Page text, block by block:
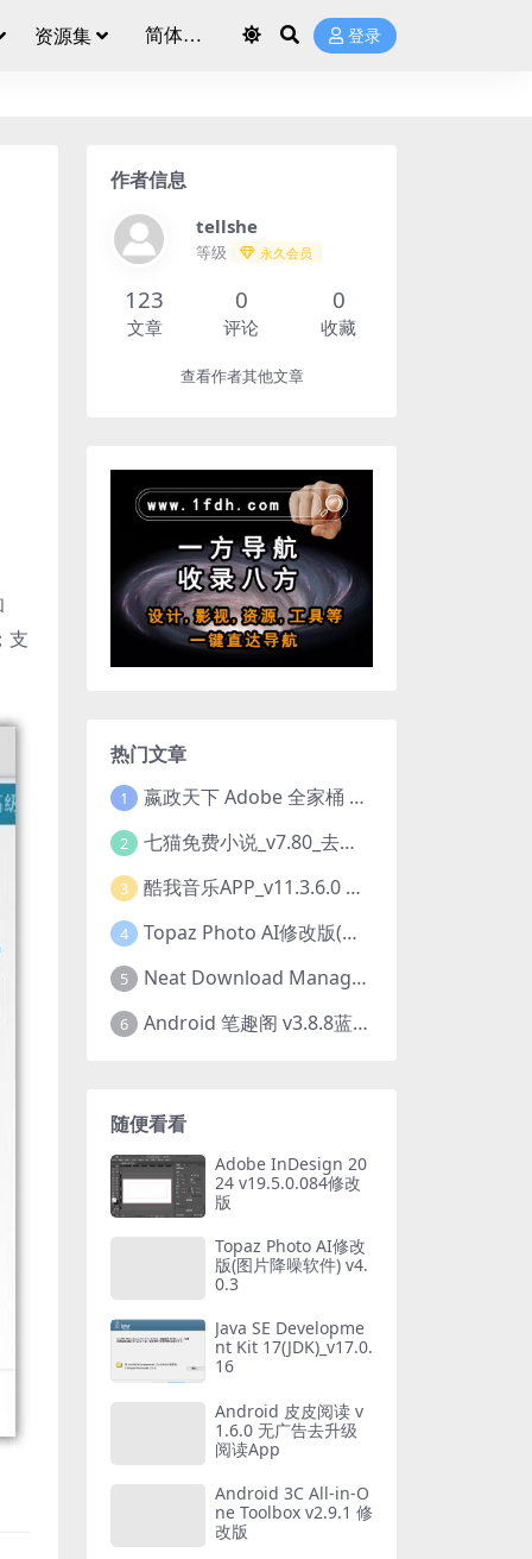
资源集 登录
支
作者信息
tellshe
等级 永久会员
123
文章
0
评论
0
收藏
查看作者其他文章
热门文章
1 嬴政天下 Adobe 全家桶 2020.2021.2022.2023.2024.2025大师版（2025年08月版 ）
2 七猫免费小说_v7.80_去除广告解锁VIP会员版
3 酷我音乐APP_v11.3.6.0 去广告修改豪华VIP版
4 Topaz Photo AI修改版(图片降噪软件) v4.0.3
5 Neat Download Manager 1.4.10中文版NDM下载器简称NDM
6 Android 笔趣阁 v3.8.8蓝色/1.0.6 /2.7.7去广告完美版
随便看看
Adobe InDesign 20
24 v19.5.0.084修改
版
Topaz Photo AI修改
版(图片降噪软件) v4.
0.3
Java SE Developme
nt Kit 17(JDK)_v17.0.
16
Android 皮皮阅读 v
1.6.0 无广告去升级
阅读App
Android 3C All-in-O
ne Toolbox v2.9.1 修
改版